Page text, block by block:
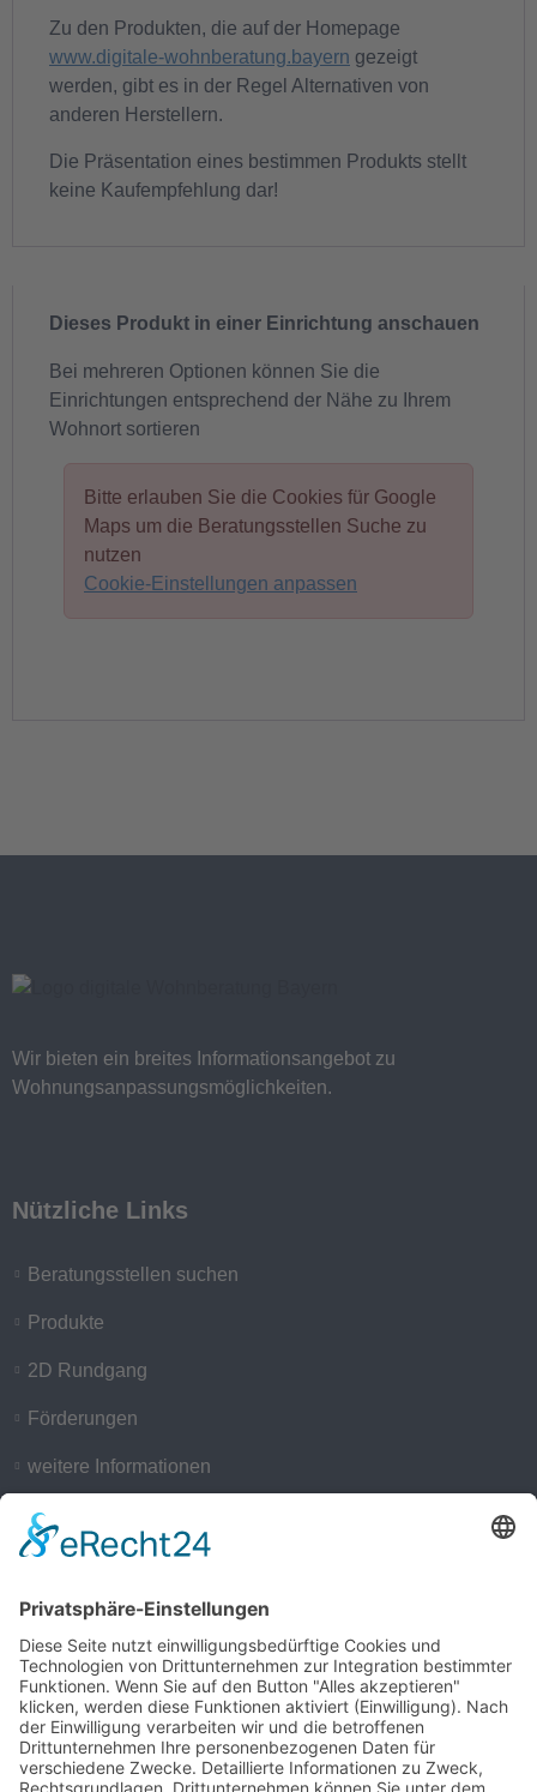
Zu den Produkten, die auf der Homepage
www.digitale-wohnberatung.bayern gezeigt
werden, gibt es in der Regel Alternativen von
anderen Herstellern.
Die Präsentation eines bestimmen Produkts stellt
keine Kaufempfehlung dar!
Dieses Produkt in einer Einrichtung anschauen
Bei mehreren Optionen können Sie die
Einrichtungen entsprechend der Nähe zu Ihrem
Wohnort sortieren
Bitte erlauben Sie die Cookies für Google
Maps um die Beratungsstellen Suche zu
nutzen
Cookie-Einstellungen anpassen
Wir bieten ein breites Informationsangebot zu
Wohnungsanpassungsmöglichkeiten.
Nützliche Links
Beratungsstellen suchen
Produkte
2D Rundgang
Förderungen
weitere Informationen